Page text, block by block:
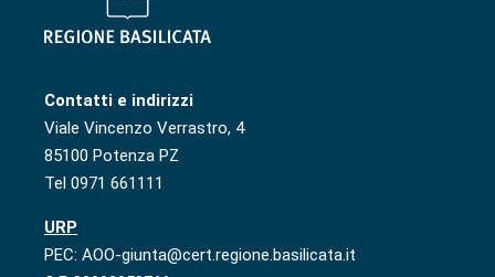
Contatti e indirizzi
Viale Vincenzo Verrastro, 4
85100 Potenza PZ
Tel 0971 661111
URP
PEC: AOO-giunta@cert.regione.basilicata.it